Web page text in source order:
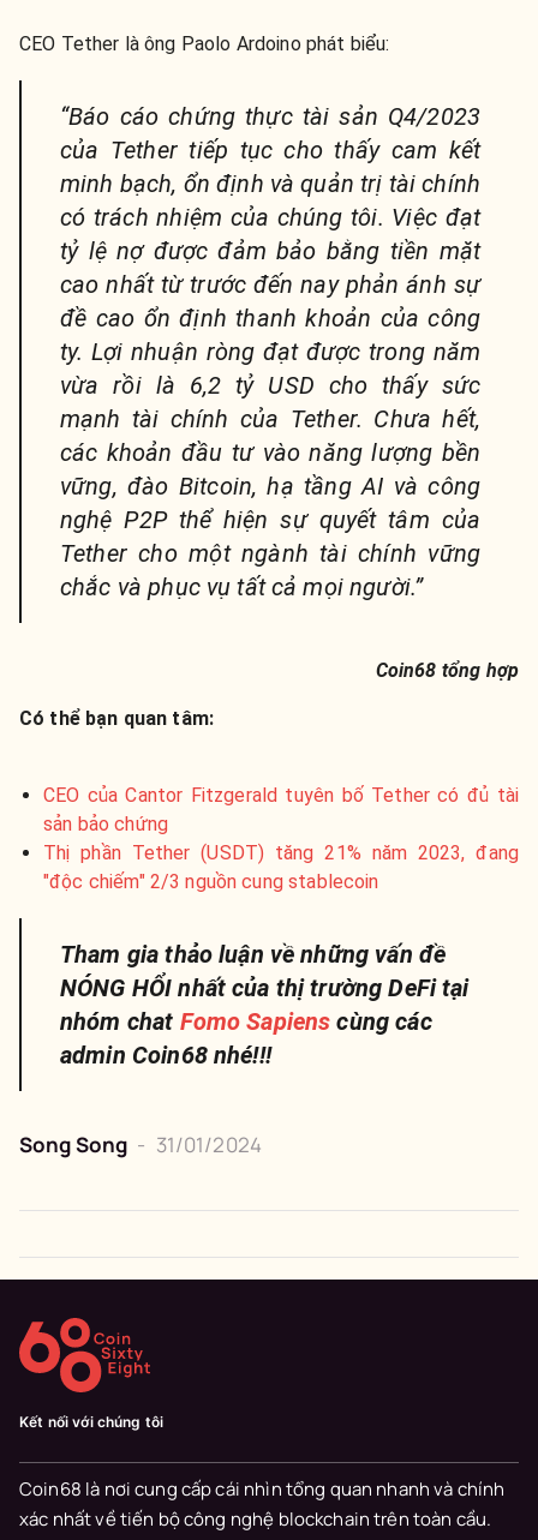
CEO Tether là ông Paolo Ardoino phát biểu:
“Báo cáo chứng thực tài sản Q4/2023
của Tether tiếp tục cho thấy cam kết
minh bạch, ổn định và quản trị tài chính
có trách nhiệm của chúng tôi. Việc đạt
tỷ lệ nợ được đảm bảo bằng tiền mặt
cao nhất từ trước đến nay phản ánh sự
đề cao ổn định thanh khoản của công
ty. Lợi nhuận ròng đạt được trong năm
vừa rồi là 6,2 tỷ USD cho thấy sức
mạnh tài chính của Tether. Chưa hết,
các khoản đầu tư vào năng lượng bền
vững, đào Bitcoin, hạ tầng AI và công
nghệ P2P thể hiện sự quyết tâm của
Tether cho một ngành tài chính vững
chắc và phục vụ tất cả mọi người.”
Coin68 tổng hợp
Có thể bạn quan tâm:
CEO của Cantor Fitzgerald tuyên bố Tether có đủ tài
sản bảo chứng
Thị phần Tether (USDT) tăng 21% năm 2023, đang
"độc chiếm" 2/3 nguồn cung stablecoin
Tham gia thảo luận về những vấn đề
NÓNG HỔI nhất của thị trường DeFi tại
nhóm chat Fomo Sapiens cùng các
admin Coin68 nhé!!!
Song Song - 31/01/2024
Kết nối với chúng tôi
Coin68 là nơi cung cấp cái nhìn tổng quan nhanh và chính
xác nhất về tiến bộ công nghệ blockchain trên toàn cầu.